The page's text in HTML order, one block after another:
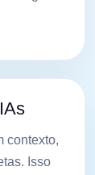
contexto,
Isso